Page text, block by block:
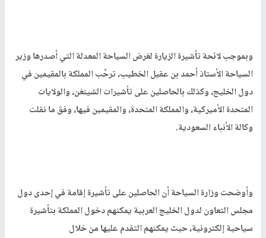
وبموجب لائحة تأشيرة الزيارة لغرض السياحة المعدلة التي أصدرها وزير
السياحة الأستاذ أحمد بن عقيل الخطيب، ترحِّب المملكة بالمقيمين في
دول الخليج، وكذلك بالحاصلين على تأشيرات الشينغن، والولايات
المتحدة الأميركية، والمملكة المتحدة، والمقيمين فيها، وفق ما نقلت
وكالة الأنباء السعودية.
وأوضحت وزارة السياحة أن الحاصلين على تأشيرة إقامة في إحدى دول
مجلس التعاون لدول الخليج العربية يمكنهم دخول المملكة بتأشيرة
سياحية إلكترونية، حيث يمكنهم التقدم عليها من خلال